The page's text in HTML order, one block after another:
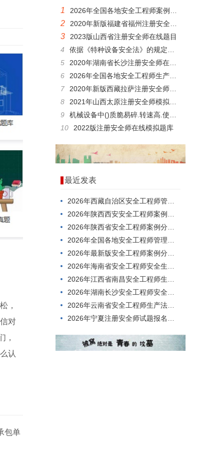
，
对
，
认
包单
1 2026年全国各地安全工程师案例分析试卷
2 2020年新版福建省福州注册安全师在线模拟考试模拟习题与重点知识
3
2023版山西省注册安全师在线题目
4
依据《特种设备安全法》的规定，下列关于特种设备的生产、经营、使用的说法正确的是()
5
2020年湖南省长沙注册安全师在线测试模拟题库跟精华资料
6
2026年全国各地安全工程师生产法及法律知识科目历年真题
7
2020年新版西藏拉萨注册安全师在线模拟考试题型下载
8
2021年山西太原注册安全师模拟题做题软件
9
机械设备中()质脆易碎.转速高.使用频繁，极易伤人。
10
2022版注册安全师在线模拟题库
最近发表
2026年西藏自治区安全工程师管理知识模拟真题
2026年陕西西安安全工程师案例分析模拟试题
2026年陕西省安全工程师案例分析在线模拟试题
2026年全国各地安全工程师管理知识在线模拟考试，难度高不高？
2026年最新版安全工程师案例分析在线考试，到底难不难考？
2026年海南省安全工程师安全生产技术，刷题有哪些app?
2026年江西省南昌安全工程师生产法及法律知识历年题库
2026年湖南长沙安全工程师安全生产技术在线真题
2026年云南省安全工程师生产法及法律知识在线考核历年真题
2026年宁夏注册安全师试题报名时间